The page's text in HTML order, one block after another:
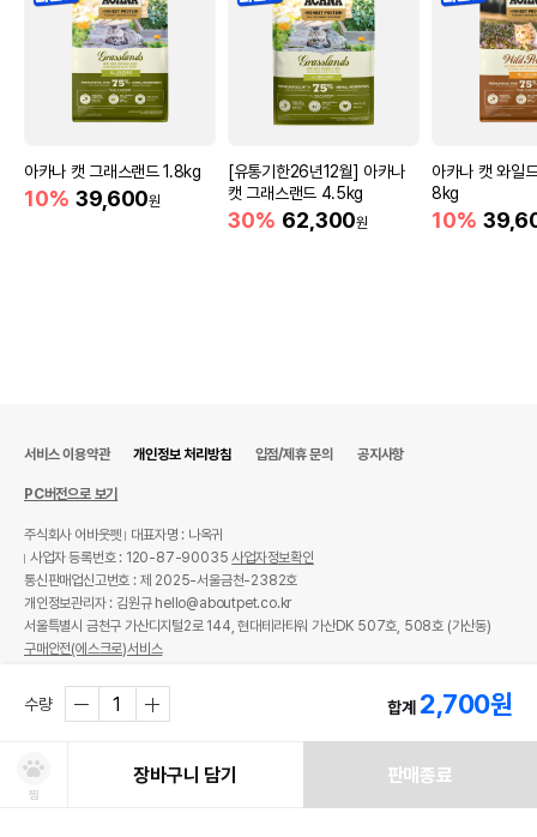
아카나 캣 그래스랜드 1.8kg
10% 39,600원
[유통기한26년12월] 아카나
캣 그래스랜드 4.5kg
30% 62,300원
아카나 캣 와일
8kg
10%
수량 합계 2,700원
찜
장바구니 담기 판매종료
서비스 이용약관 개인정보 처리방침 입점/제휴 문의 공지사항
PC버전으로 보기
주식회사 어바웃펫
대표자명 : 나옥귀
사업자 등록번호 : 120-87-90035사업자정보확인
통신판매업신고번호 : 제 2025-서울금천-2382호
개인정보관리자 : 김원규 hello@aboutpet.co.kr
서울특별시 금천구 가산디지털2로 144, 현대테라타워 가산DK 507호, 508호 (가산동)
구매안전(에스크로)서비스